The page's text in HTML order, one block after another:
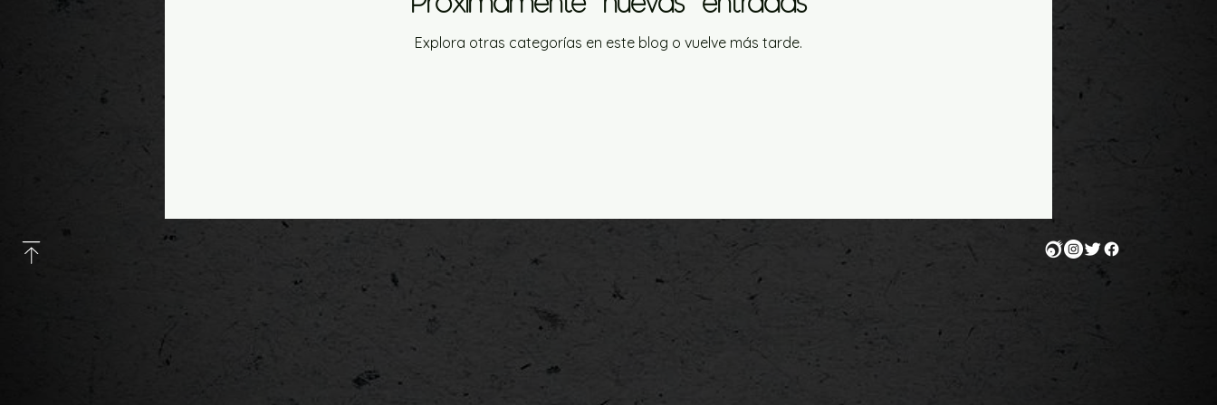
Explora otras categorías en este blog o vuelve más tarde.